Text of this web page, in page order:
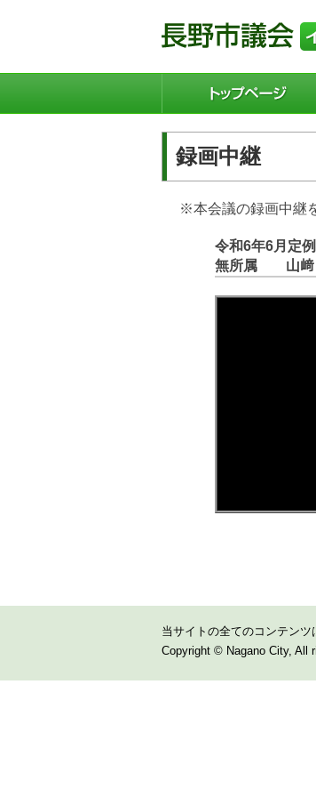
録画中継
※本会議の録画中継
令和6年6月定
無所属 山
当サイトの全てのコンテン
Copyright © Nagano City, All